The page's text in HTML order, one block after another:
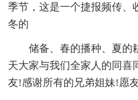
季节，这是一个捷报频传、
冬的
储备、春的播种、夏的
天大家与我们全家人的同
友!感谢所有的兄弟姐妹!愿